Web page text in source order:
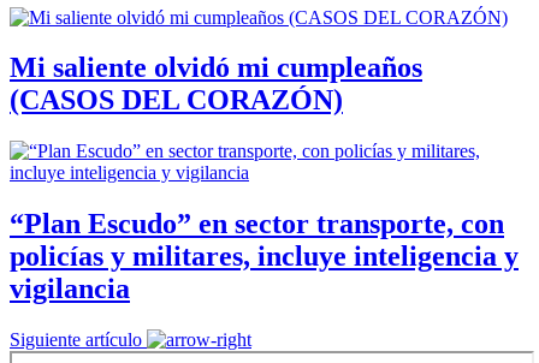
Mi saliente olvidó mi cumpleaños
(CASOS DEL CORAZÓN)
“Plan Escudo” en sector transporte, con
policías y militares, incluye inteligencia y
vigilancia
Siguiente artículo